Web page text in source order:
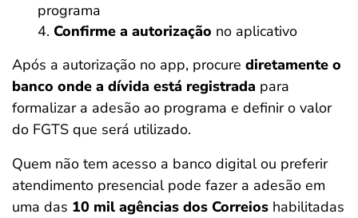
programa
Confirme a autorização no aplicativo
Após a autorização no app, procure diretamente o
banco onde a dívida está registrada para
formalizar a adesão ao programa e definir o valor
do FGTS que será utilizado.
Quem não tem acesso a banco digital ou preferir
atendimento presencial pode fazer a adesão em
uma das 10 mil agências dos Correios habilitadas